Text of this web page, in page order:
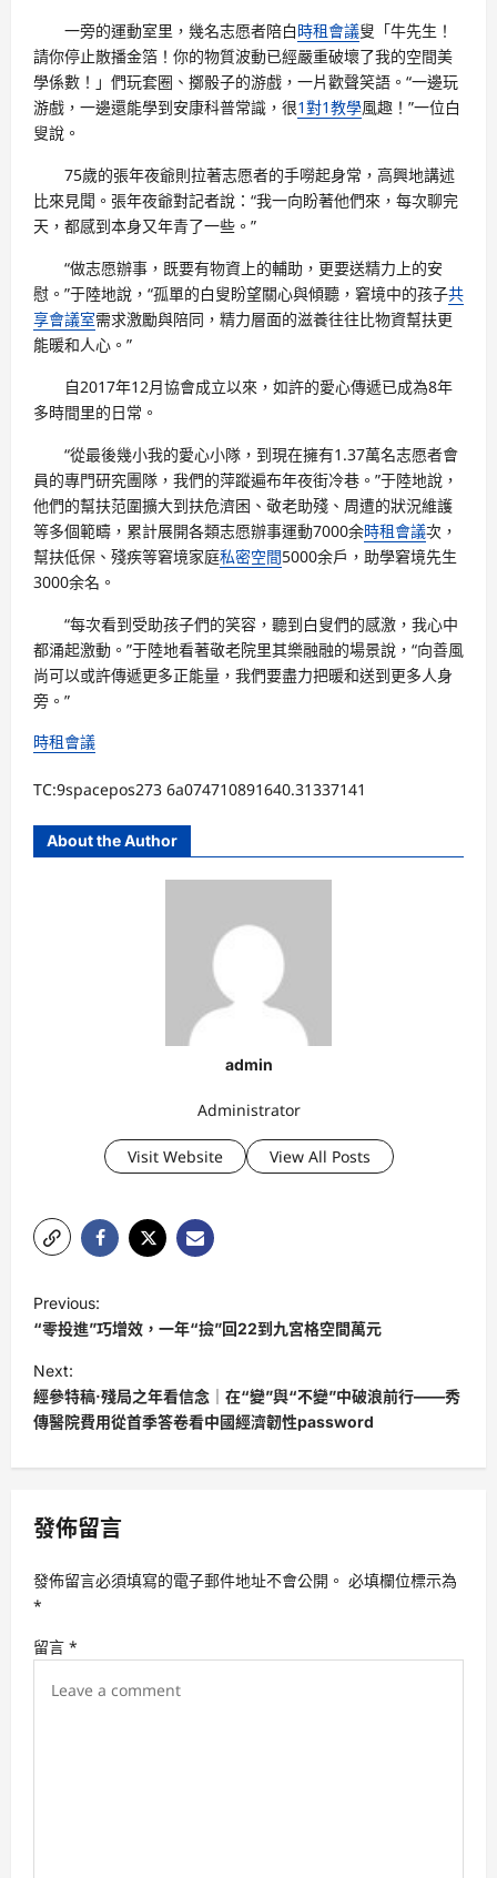
一旁的運動室里，幾名志愿者陪白時租會議叟「牛先生！
請你停止散播金箔！你的物質波動已經嚴重破壞了我的空間美
學係數！」們玩套圈、擲骰子的游戲，一片歡聲笑語。“一邊玩
游戲，一邊還能學到安康科普常識，很1對1教學風趣！”一位白
叟說。
75歲的張年夜爺則拉著志愿者的手嘮起身常，高興地講述
比來見聞。張年夜爺對記者說：“我一向盼著他們來，每次聊完
天，都感到本身又年青了一些。”
“做志愿辦事，既要有物資上的輔助，更要送精力上的安
慰。”于陸地說，“孤單的白叟盼望關心與傾聽，窘境中的孩子共
享會議室需求激勵與陪同，精力層面的滋養往往比物資幫扶更
能暖和人心。”
自2017年12月協會成立以來，如許的愛心傳遞已成為8年
多時間里的日常。
“從最後幾小我的愛心小隊，到現在擁有1.37萬名志愿者會
員的專門研究團隊，我們的萍蹤遍布年夜街冷巷。”于陸地說，
他們的幫扶范圍擴大到扶危濟困、敬老助殘、周遭的狀況維護
等多個範疇，累計展開各類志愿辦事運動7000余時租會議次，
幫扶低保、殘疾等窘境家庭私密空間5000余戶，助學窘境先生
3000余名。
“每次看到受助孩子們的笑容，聽到白叟們的感激，我心中
都涌起激動。”于陸地看著敬老院里其樂融融的場景說，“向善風
尚可以或許傳遞更多正能量，我們要盡力把暖和送到更多人身
旁。”
時租會議
TC:9spacepos273 6a074710891640.31337141
About the Author
admin
Administrator
Visit Website View All Posts
o
s
t
n
a
i
a
t
i
Previous:
“零投進”巧增效，一年“撿”回22到九宮格空間萬元
Next:
經參特稿·殘局之年看信念｜在“變”與“不變”中破浪前行——秀
傳醫院費用從首季答卷看中國經濟韌性password
發佈留言
發佈留言必須填寫的電子郵件地址不會公開。 必填欄位標示為
*
留言 *